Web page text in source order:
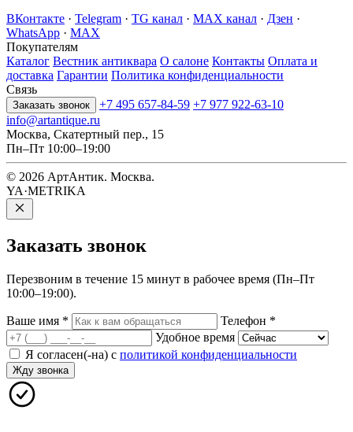
ВКонтакте · Telegram · TG канал · MAX канал · Дзен ·
WhatsApp · MAX
Покупателям
Каталог Вестник антиквара О салоне Контакты Оплата и
доставка Гарантии Политика конфиденциальности
Связь
Заказать звонок +7 495 657-84-59 +7 977 922-63-10
info@artantique.ru
Москва, Скатертный пер., 15
Пн–Пт 10:00–19:00
© 2026 АртАнтик. Москва.
YA·METRIKA
Заказать звонок
Перезвоним в течение 15 минут в рабочее время (Пн–Пт
10:00–19:00).
Ваше имя * Телефон *
Удобное время
Я согласен(-на) с политикой конфиденциальности
Жду звонка